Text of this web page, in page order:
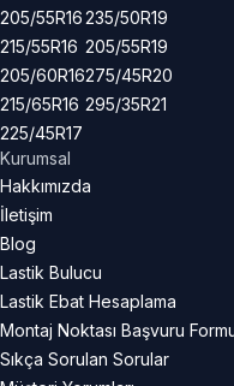
205/55R16
215/55R16
205/60R16
215/65R16
225/45R17
235/50R19
205/55R19
275/45R20
295/35R21
Kurumsal
Hakkımızda
İletişim
Blog
Lastik Bulucu
Lastik Ebat Hesaplama
Montaj Noktası Başvuru
Sıkça Sorulan Sorular